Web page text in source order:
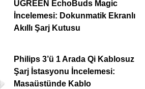
UGREEN EchoBuds Magic
İncelemesi: Dokunmatik Ekranlı
Akıllı Şarj Kutusu
Philips 3’ü 1 Arada Qi Kablosuz
Şarj İstasyonu İncelemesi:
Masaüstünde Kablo